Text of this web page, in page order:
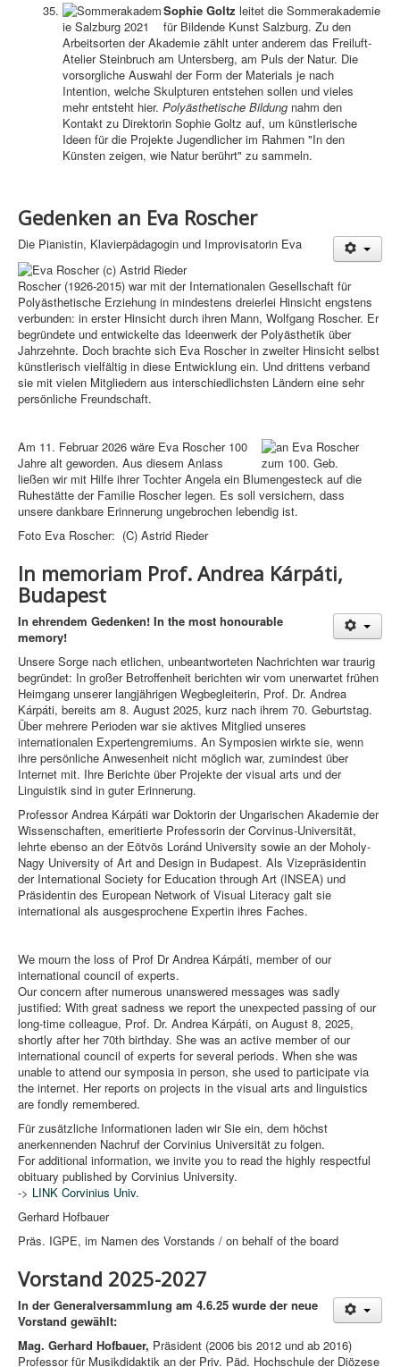
Sophie Goltz leitet die Sommerakademie
für Bildende Kunst Salzburg. Zu den
Arbeitsorten der Akademie zählt unter anderem das Freiluft-
Atelier Steinbruch am Untersberg, am Puls der Natur. Die
vorsorgliche Auswahl der Form der Materials je nach
Intention, welche Skulpturen entstehen sollen und vieles
mehr entsteht hier. Polyästhetische Bildung nahm den
Kontakt zu Direktorin Sophie Goltz auf, um künstlerische
Ideen für die Projekte Jugendlicher im Rahmen "In den
Künsten zeigen, wie Natur berührt" zu sammeln.
Gedenken an Eva Roscher
Die Pianistin, Klavierpädagogin und Improvisatorin Eva
Roscher (1926-2015) war mit der Internationalen Gesellschaft für
Polyästhetische Erziehung in mindestens dreierlei Hinsicht engstens
verbunden: in erster Hinsicht durch ihren Mann, Wolfgang Roscher. Er
begründete und entwickelte das Ideenwerk der Polyästhetik über
Jahrzehnte. Doch brachte sich Eva Roscher in zweiter Hinsicht selbst
künstlerisch vielfältig in diese Entwicklung ein. Und drittens verband
sie mit vielen Mitgliedern aus interschiedlichsten Ländern eine sehr
persönliche Freundschaft.
Am 11. Februar 2026 wäre Eva Roscher 100
Jahre alt geworden. Aus diesem Anlass
ließen wir mit Hilfe ihrer Tochter Angela ein Blumengesteck auf die
Ruhestätte der Familie Roscher legen. Es soll versichern, dass
unsere dankbare Erinnerung ungebrochen lebendig ist.
Foto Eva Roscher: (C) Astrid Rieder
In memoriam Prof. Andrea Kárpáti,
Budapest
In ehrendem Gedenken! In the most honourable
memory!
Unsere Sorge nach etlichen, unbeantworteten Nachrichten war traurig
begründet: In großer Betroffenheit berichten wir vom unerwartet frühen
Heimgang unserer langjährigen Wegbegleiterin, Prof. Dr. Andrea
Kárpáti, bereits am 8. August 2025, kurz nach ihrem 70. Geburtstag.
Über mehrere Perioden war sie aktives Mitglied unseres
internationalen Expertengremiums. An Symposien wirkte sie, wenn
ihre persönliche Anwesenheit nicht möglich war, zumindest über
Internet mit. Ihre Berichte über Projekte der visual arts und der
Linguistik sind in guter Erinnerung.
Professor Andrea Kárpáti war Doktorin der Ungarischen Akademie der
Wissenschaften, emeritierte Professorin der Corvinus-Universität,
lehrte ebenso an der Eötvös Loránd University sowie an der Moholy-
Nagy University of Art and Design in Budapest. Als Vizepräsidentin
der International Society for Education through Art (INSEA) und
Präsidentin des European Network of Visual Literacy galt sie
international als ausgesprochene Expertin ihres Faches.
We mourn the loss of Prof Dr Andrea Kárpáti, member of our
international council of experts.
Our concern after numerous unanswered messages was sadly
justified: With great sadness we report the unexpected passing of our
long-time colleague, Prof. Dr. Andrea Kárpáti, on August 8, 2025,
shortly after her 70th birthday. She was an active member of our
international council of experts for several periods. When she was
unable to attend our symposia in person, she used to participate via
the internet. Her reports on projects in the visual arts and linguistics
are fondly remembered.
Für zusätzliche Informationen laden wir Sie ein, dem höchst
anerkennenden Nachruf der Corvinius Universität zu folgen.
For additional information, we invite you to read the highly respectful
obituary published by Corvinius University.
-> LINK Corvinius Univ.
Gerhard Hofbauer
Präs. IGPE, im Namen des Vorstands / on behalf of the board
Vorstand 2025-2027
In der Generalversammlung am 4.6.25 wurde der neue
Vorstand gewählt:
Mag. Gerhard Hofbauer, Präsident (2006 bis 2012 und ab 2016)
Professor für Musikdidaktik an der Priv. Päd. Hochschule der Diözese